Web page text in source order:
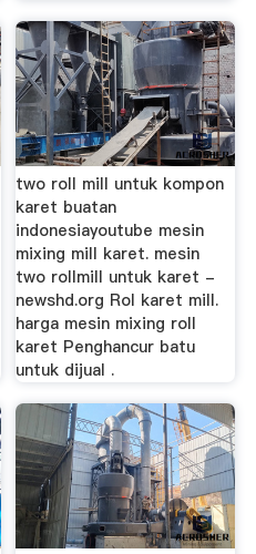
two roll mill untuk kompon
karet buatan
indonesiayoutube mesin
mixing mill karet. mesin
two rollmill untuk karet -
newshd.org Rol karet mill.
harga mesin mixing roll
karet Penghancur batu
untuk dijual .